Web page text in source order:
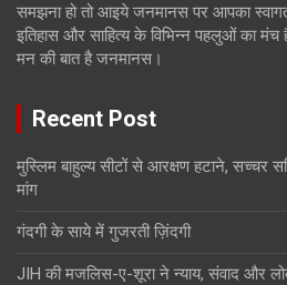
समझना हो तो आइये जनमानस पर आपका
इतिहास और साहित्य के विभिन्न पहलुओं का
मन की बात है जनमानस।
Recent Post
मुस्लिम बाहुल्य सीटों से आरक्षण हटाने, सच्चर
मांग
गंदगी के साये में गुजरती ज़िंदगी
JIH की मजलिस-ए-शूरा ने न्याय, संवाद और